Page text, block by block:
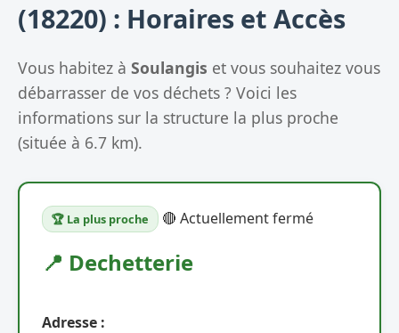
(18220) : Horaires et Accès
Vous habitez à Soulangis et vous souhaitez vous
débarrasser de vos déchets ? Voici les
informations sur la structure la plus proche
(située à 6.7 km).
🏆 La plus proche 🔴 Actuellement fermé
📍 Dechetterie
Adresse :